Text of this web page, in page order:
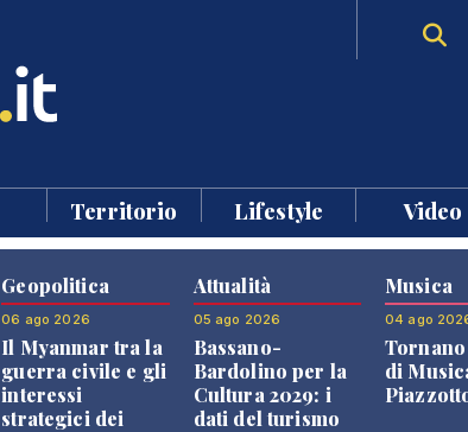
Territorio Lifestyle Video
Geopolitica
06 ago 2026
Il Myanmar tra la
guerra civile e gli
interessi
strategici dei
Attualità
05 ago 2026
Bassano-
Bardolino per la
Cultura 2029: i
dati del turismo
Musica
04 ago
di